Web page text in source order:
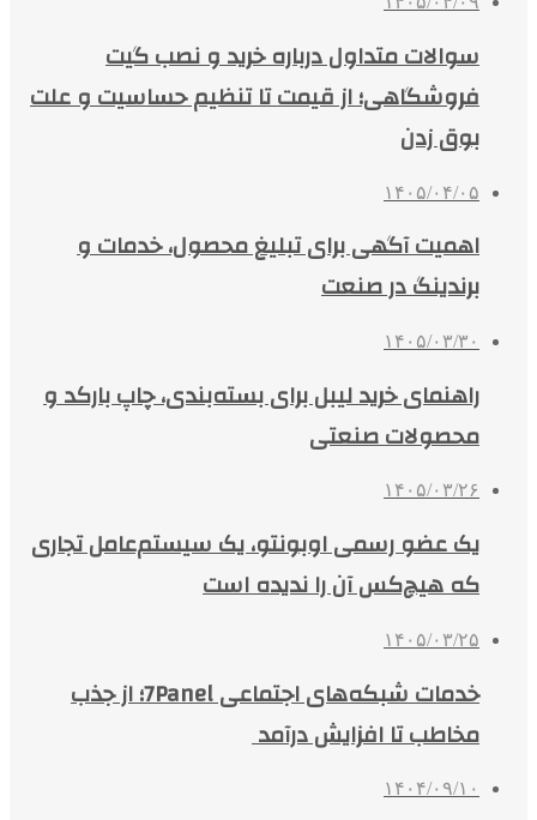
سوالات متداول درباره خرید و نصب گیت
فروشگاهی؛ از قیمت تا تنظیم حساسیت و علت
بوق زدن
۱۴۰۵/۰۴/۰۵
اهمیت آگهی برای تبلیغ محصول، خدمات و
برندینگ در صنعت
۱۴۰۵/۰۳/۳۰
راهنمای خرید لیبل برای بسته‌بندی، چاپ بارکد و
محصولات صنعتی
۱۴۰۵/۰۳/۲۶
یک عضو رسمی اوبونتو، یک سیستم‌عامل تجاری
که هیچ‌کس آن را ندیده است
۱۴۰۵/۰۳/۲۵
خدمات شبکه‌های اجتماعی 7Panel؛ از جذب
مخاطب تا افزایش درآمد
۱۴۰۴/۰۹/۱۰